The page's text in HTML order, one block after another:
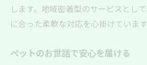
します。地域密着型のサービスとし
に合った柔軟な対応を心掛けています
ペットのお世話で安心を届ける